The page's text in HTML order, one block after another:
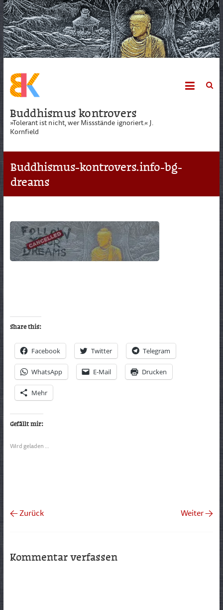
Skip
to
content
Buddhismus kontrovers
»Tolerant ist nicht, wer Missstände ignoriert.« J.
Kornfield
Buddhismus-kontrovers.info-bg-
dreams
Share this:
Facebook Twitter Telegram
WhatsApp E-Mail Drucken
Mehr
Gefällt mir:
Wird geladen …
← Zurück Weiter →
Kommentar verfassen